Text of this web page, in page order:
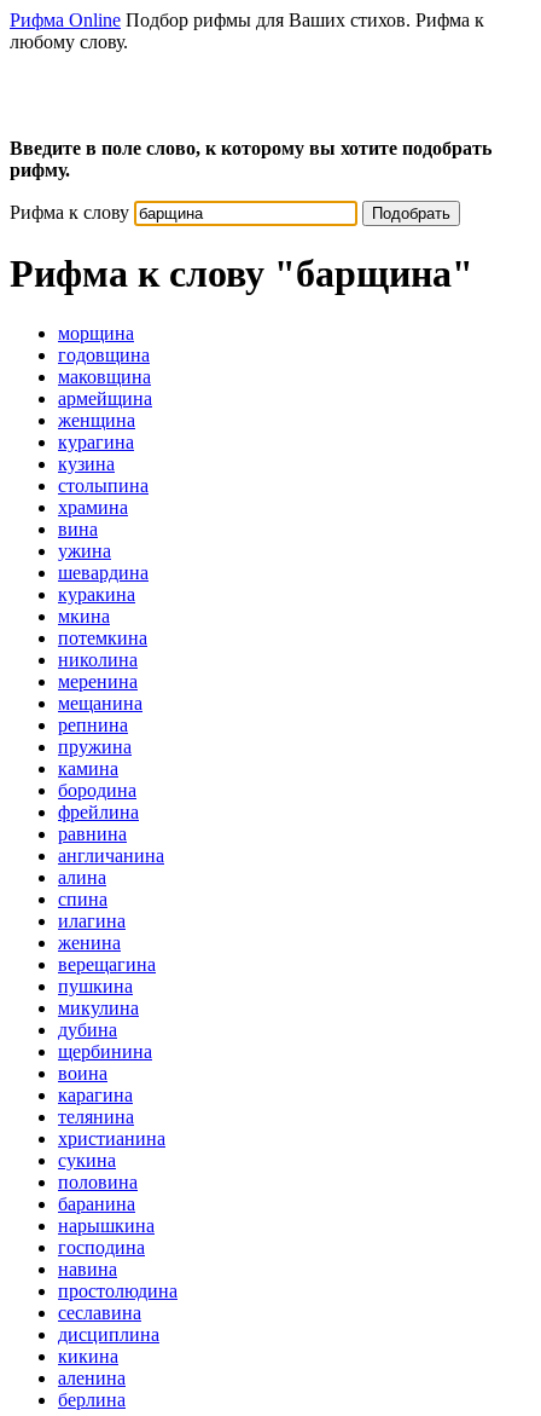
Рифма Online Подбор рифмы для Ваших стихов. Рифма к
любому слову.
Введите в поле слово, к которому вы хотите подобрать
рифму.
Рифма к слову Подобрать
Рифма к слову "барщина"
морщина
годовщина
маковщина
армейщина
женщина
курагина
кузина
столыпина
храмина
вина
ужина
шевардина
куракина
мкина
потемкина
николина
меренина
мещанина
репнина
пружина
камина
бородина
фрейлина
равнина
англичанина
алина
спина
илагина
женина
верещагина
пушкина
микулина
дубина
щербинина
воина
карагина
телянина
христианина
сукина
половина
баранина
нарышкина
господина
навина
простолюдина
сеславина
дисциплина
кикина
аленина
берлина